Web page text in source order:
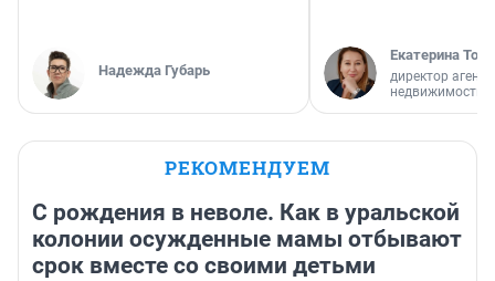
Надежда Губарь
Екатерина
директор
недвижимости
РЕКОМЕНДУЕМ
С рождения в неволе. Как в уральской
колонии осужденные мамы отбывают
срок вместе со своими детьми